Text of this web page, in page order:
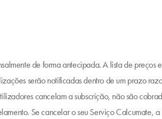
de forma antecipada. A lista de
serão notificadas dentro de um prazo
cancelam a subscrição, não são
Se cancelar o seu Serviço Calcumate,